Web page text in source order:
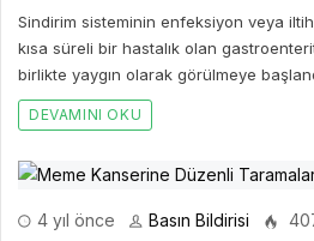
Sindirim sisteminin enfeksiyon veya
kısa süreli bir hastalık olan
birlikte yaygın olarak görülmeye
DEVAMINI OKU
4 yıl önce Basın Bildirisi